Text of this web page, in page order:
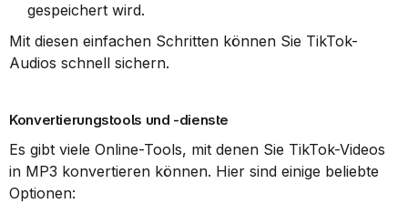
gespeichert wird.
Mit diesen einfachen Schritten können Sie TikTok-
Audios schnell sichern.
Konvertierungstools und -dienste
Es gibt viele Online-Tools, mit denen Sie TikTok-Videos
in MP3 konvertieren können. Hier sind einige beliebte
Optionen: